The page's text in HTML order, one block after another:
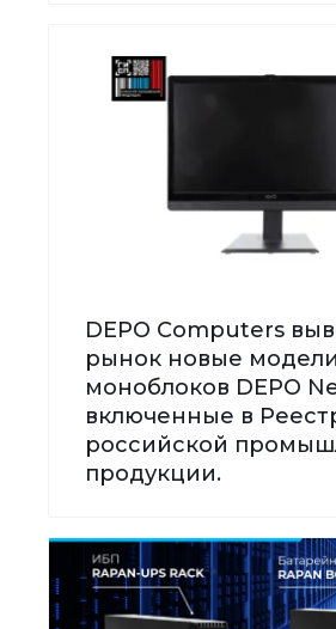
DEPO Computers
рынок новые модели
моноблоков DEPO
включенные в
российской
продукции.